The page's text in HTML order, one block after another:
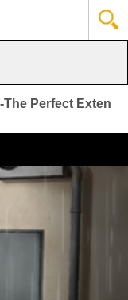
The Perfect Exten